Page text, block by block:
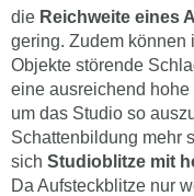
die Reichweite eines
gering. Zudem können
Objekte störende
eine ausreichend
um das Studio so
Schattenbildung mehr
sich Studioblitze mit
Da Aufsteckblitze nur